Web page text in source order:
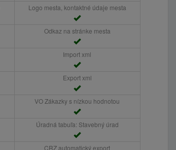
Logo mesta, kontaktné údaje mesta
Odkaz na stránke mesta
Import xml
Export xml
VO Zákazky s nízkou hodnotou
Úradná tabuľa: Stavebný úrad
CRZ automatický export